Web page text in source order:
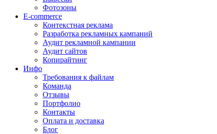
Фотозоны
E-commerce
Контекстная реклама
Разработка рекламных кампаний
Аудит рекламной кампании
Аудит сайтов
Копирайтинг
Инфо
Требования к файлам
Команда
Отзывы
Портфолио
Контакты
Оплата и доставка
Блог